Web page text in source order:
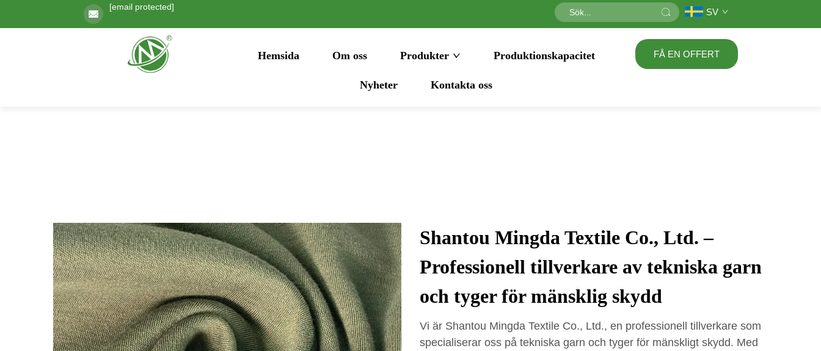
[email protected] SV
Hemsida Om oss Produkter Produktionskapacitet
Nyheter Kontakta oss
FÅ EN OFFERT
Shantou Mingda Textile Co., Ltd. –
Professionell tillverkare av tekniska garn
och tyger för mänsklig skydd
Vi är Shantou Mingda Textile Co., Ltd., en professionell tillverkare som
specialiserar oss på tekniska garn och tyger för mänskligt skydd. Med